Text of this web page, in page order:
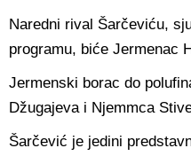
Naredni rival Šarčeviću,
programu, biće Jermenac
Jermenski borac do
Džugajeva i Njemmca
Šarčević je jedini